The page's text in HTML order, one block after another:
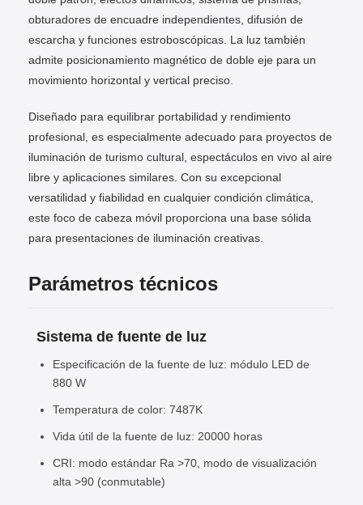
obturadores de encuadre independientes, difusión de
escarcha y funciones estroboscópicas. La luz también
admite posicionamiento magnético de doble eje para un
movimiento horizontal y vertical preciso.
Diseñado para equilibrar portabilidad y rendimiento
profesional, es especialmente adecuado para proyectos de
iluminación de turismo cultural, espectáculos en vivo al aire
libre y aplicaciones similares. Con su excepcional
versatilidad y fiabilidad en cualquier condición climática,
este foco de cabeza móvil proporciona una base sólida
para presentaciones de iluminación creativas.
Parámetros técnicos
Sistema de fuente de luz
Especificación de la fuente de luz: módulo LED de
880 W
Temperatura de color: 7487K
Vida útil de la fuente de luz: 20000 horas
CRI: modo estándar Ra >70, modo de visualización
alta >90 (conmutable)